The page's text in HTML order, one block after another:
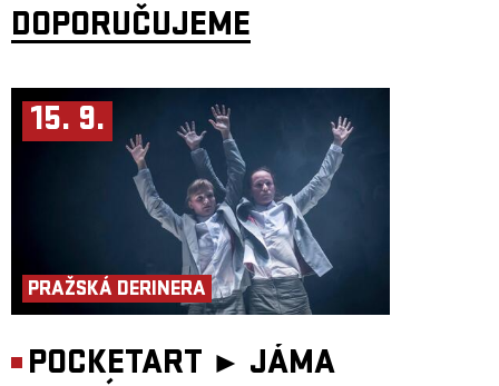
DOPORUČUJEME
15. 9.
PRAŽSKÁ DERINERA
POCKETART ► JÁMA